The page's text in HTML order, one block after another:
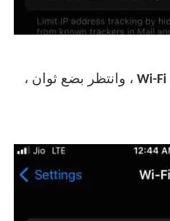
، وانتظر بضع ثوان ،